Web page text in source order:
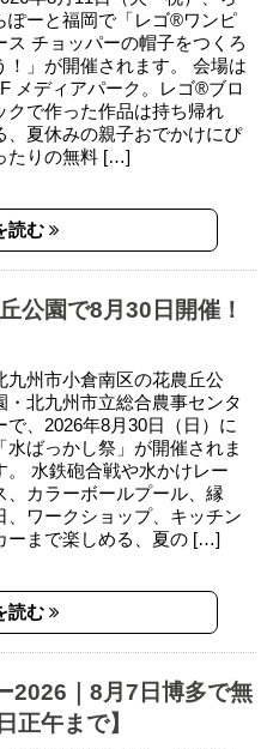
ぽーと福岡で「レゴ®ワンピ
ス チョッパーの帽子をつくろ
！」が開催されます。 会場は
メディアパーク。レゴ®ブロ
クで作った作品は持ち帰れ
、夏休みの親子おでかけにぴ
たりの無料 […]
読む
公園で8月30日開催！
九州市小倉南区の花農丘公
・北九州市立総合農事センタ
で、2026年8月30日（日）に
「水ばっかし祭」が開催されま
。 水鉄砲合戦や水かけレー
、カラーボールプール、縁
、ワークショップ、キッチン
ーまで楽しめる、夏の […]
読む
2026｜8月7日博多で無
正午まで】